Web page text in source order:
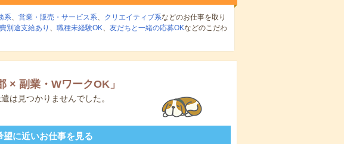
系、 営業・販売・サービス系、 クリエイティブ系などのお仕事を取り
別途支給あり 、 職種未経験OK、 友だちと一緒の応募OKなどのこだわ
× 副業・WワークOK 」
は見つかりませんでした。
望に近いお仕事を見る